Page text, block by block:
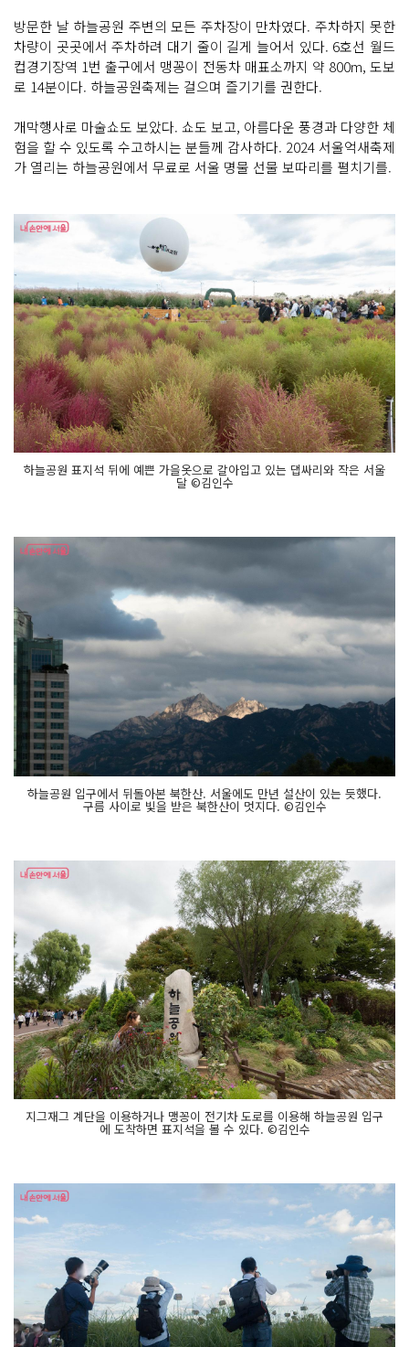
방문한 날 하늘공원 주변의 모든 주차장이 만차였다. 주차하지 못한
차량이 곳곳에서 주차하려 대기 줄이 길게 늘어서 있다. 6호선 월드
컵경기장역 1번 출구에서 맹꽁이 전동차 매표소까지 약 800m, 도보
로 14분이다. 하늘공원축제는 걸으며 즐기기를 권한다.
개막행사로 마술쇼도 보았다. 쇼도 보고, 아름다운 풍경과 다양한 체
험을 할 수 있도록 수고하시는 분들께 감사하다. 2024 서울억새축제
가 열리는 하늘공원에서 무료로 서울 명물 선물 보따리를 펼치기를.
하늘공원 표지석 뒤에 예쁜 가을옷으로 갈아입고 있는 댑싸리와 작은 서울
달 ©김인수
하늘공원 입구에서 뒤돌아본 북한산. 서울에도 만년 설산이 있는 듯했다.
구름 사이로 빛을 받은 북한산이 멋지다. ©김인수
지그재그 계단을 이용하거나 맹꽁이 전기차 도로를 이용해 하늘공원 입구
에 도착하면 표지석을 볼 수 있다. ©김인수